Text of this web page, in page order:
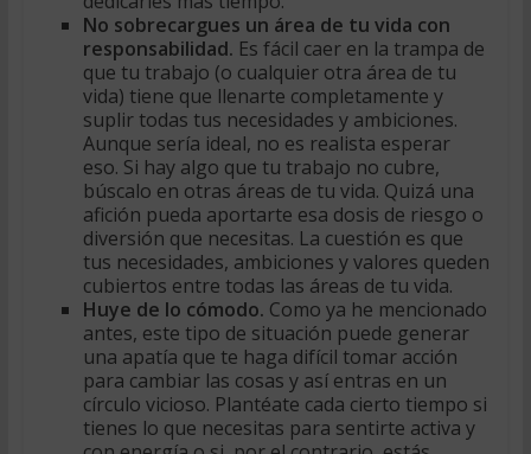
No sobrecargues un área de tu vida con
responsabilidad. Es fácil caer en la trampa de
que tu trabajo (o cualquier otra área de tu
vida) tiene que llenarte completamente y
suplir todas tus necesidades y ambiciones.
Aunque sería ideal, no es realista esperar
eso. Si hay algo que tu trabajo no cubre,
búscalo en otras áreas de tu vida. Quizá una
afición pueda aportarte esa dosis de riesgo o
diversión que necesitas. La cuestión es que
tus necesidades, ambiciones y valores queden
cubiertos entre todas las áreas de tu vida.
Huye de lo cómodo. Como ya he mencionado
antes, este tipo de situación puede generar
una apatía que te haga difícil tomar acción
para cambiar las cosas y así entras en un
círculo vicioso. Plantéate cada cierto tiempo si
tienes lo que necesitas para sentirte activa y